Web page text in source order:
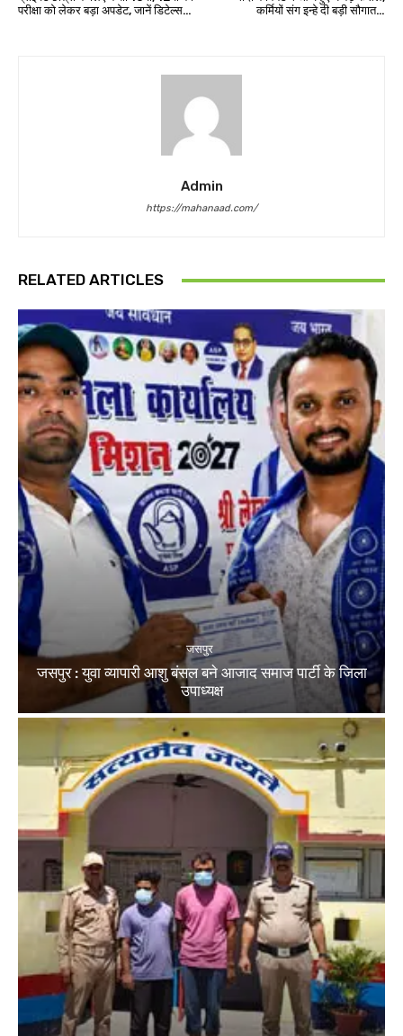
परीक्षा को लेकर बड़ा अपडेट, जानें डिटेल्स…
कर्मियों संग इन्हे दी बड़ी सौगात…
Admin
https://mahanaad.com/
RELATED ARTICLES
जसपुर
जसपुर : युवा व्यापारी आशु बंसल बने आजाद समाज पार्टी के जिला
उपाध्यक्ष